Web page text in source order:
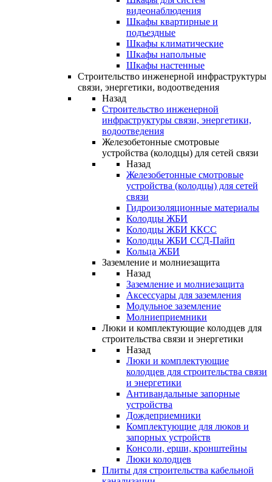
видеонаблюдения
Шкафы квартирные и
подъездные
Шкафы климатические
Шкафы напольные
Шкафы настенные
Строительство инженерной инфраструктуры
связи, энергетики, водоотведения
Назад
Строительство инженерной
инфраструктуры связи, энергетики,
водоотведения
Железобетонные смотровые
устройства (колодцы) для сетей связи
Назад
Железобетонные смотровые
устройства (колодцы) для сетей
связи
Гидроизоляционные материалы
Колодцы ЖБИ
Колодцы ЖБИ ККСС
Колодцы ЖБИ ССД-Пайп
Кольца ЖБИ
Заземление и молниезащита
Назад
Заземление и молниезащита
Аксессуары для заземления
Модульное заземление
Молниеприемники
Люки и комплектующие колодцев для
строительства связи и энергетики
Назад
Люки и комплектующие
колодцев для строительства связи
и энергетики
Антивандальные запорные
устройства
Дождеприемники
Комплектующие для люков и
запорных устройств
Консоли, ерши, кронштейны
Люки колодцев
Плиты для строительства кабельной